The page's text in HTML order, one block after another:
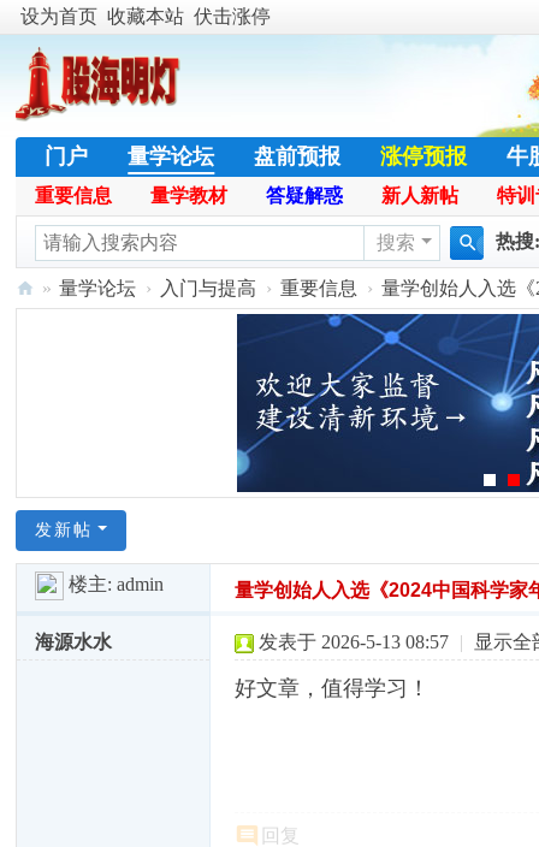
设为首页 收藏本站 伏击涨停
门户 量学论坛 盘前预报 涨停预报 牛
股票公式
学员天地 名人传奇 特训专栏
重要信息 量学教材 答疑解惑 新人新帖 特
搜索
搜
索
热搜:
暴涨
网
» 量学论坛 › 入门与提高 › 重要信息 › 量学创始人入选《
发新帖
楼主:admin 量学创始人入选《2024中国科学家
海源水水 发表于 2026-5-13 08:57 | 显示全
好文章，值得学习！
回复